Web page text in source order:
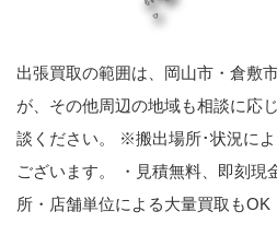
出張買取の範囲は、岡山市・倉敷
が、その他周辺の地域も相談に応
談ください。 ※搬出場所･状況に
ございます。 ・見積無料、即刻現
所・店舗単位による大量買取もOK